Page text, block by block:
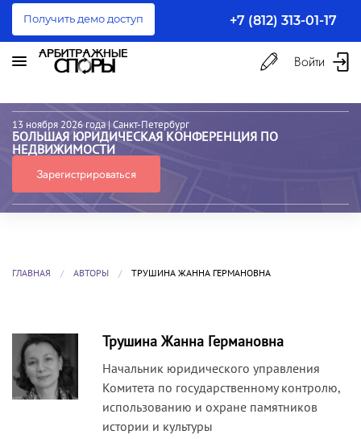
Получить демо доступ +7 (812) 313-01-17
Войти
13 ноября 2026 года | Санкт-Петербург
БОЛЬШАЯ ЮРИДИЧЕСКАЯ КОНФЕРЕНЦИЯ ПО
НЕДВИЖИМОСТИ
Зарегистрироваться
ГЛАВНАЯ АВТОРЫ ТРУШИНА ЖАННА ГЕРМАНОВНА
Трушина Жанна Германовна
Начальник юридического управления
Комитета по государственному контролю,
использованию и охране памятников
истории и культуры